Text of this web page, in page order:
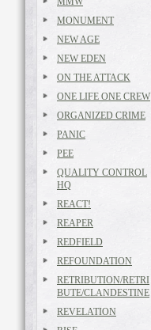
MONUMENT
NEW AGE
NEW EDEN
ON THE ATTACK
ONE LIFE ONE CREW
ORGANIZED CRIME
PANIC
PEE
QUALITY CONTROL
HQ
REACT!
REAPER
REDFIELD
REFOUNDATION
RETRIBUTION/RETRI
BUTE/CLANDESTINE
REVELATION